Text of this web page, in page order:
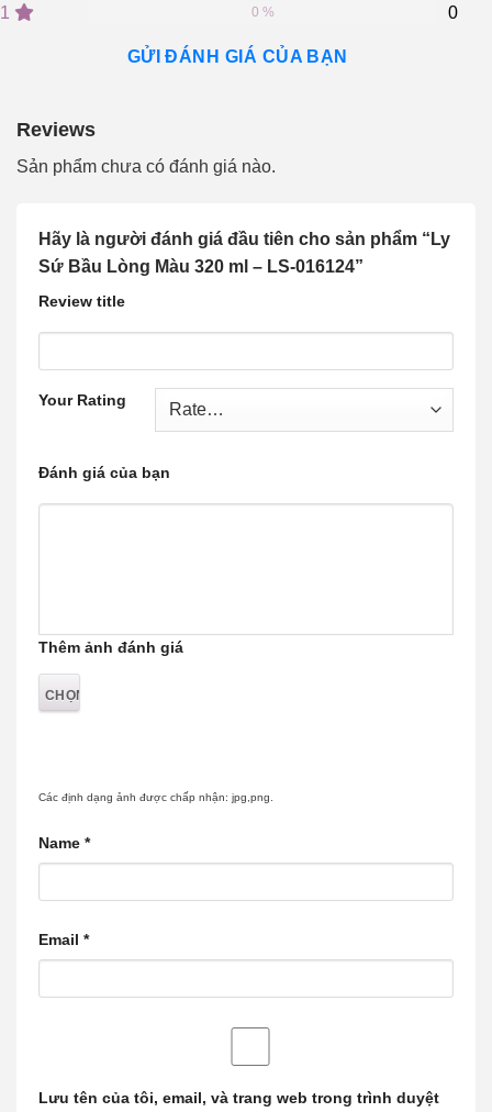
1 0
0 %
GỬI ĐÁNH GIÁ CỦA BẠN
Reviews
Sản phẩm chưa có đánh giá nào.
Hãy là người đánh giá đầu tiên cho sản phẩm “Ly
Sứ Bầu Lòng Màu 320 ml – LS-016124”
Review title
Your Rating
Đánh giá của bạn
Thêm ảnh đánh giá
Các định dạng ảnh được chấp nhận: jpg,png.
Name *
Email *
Lưu tên của tôi, email, và trang web trong trình duyệt